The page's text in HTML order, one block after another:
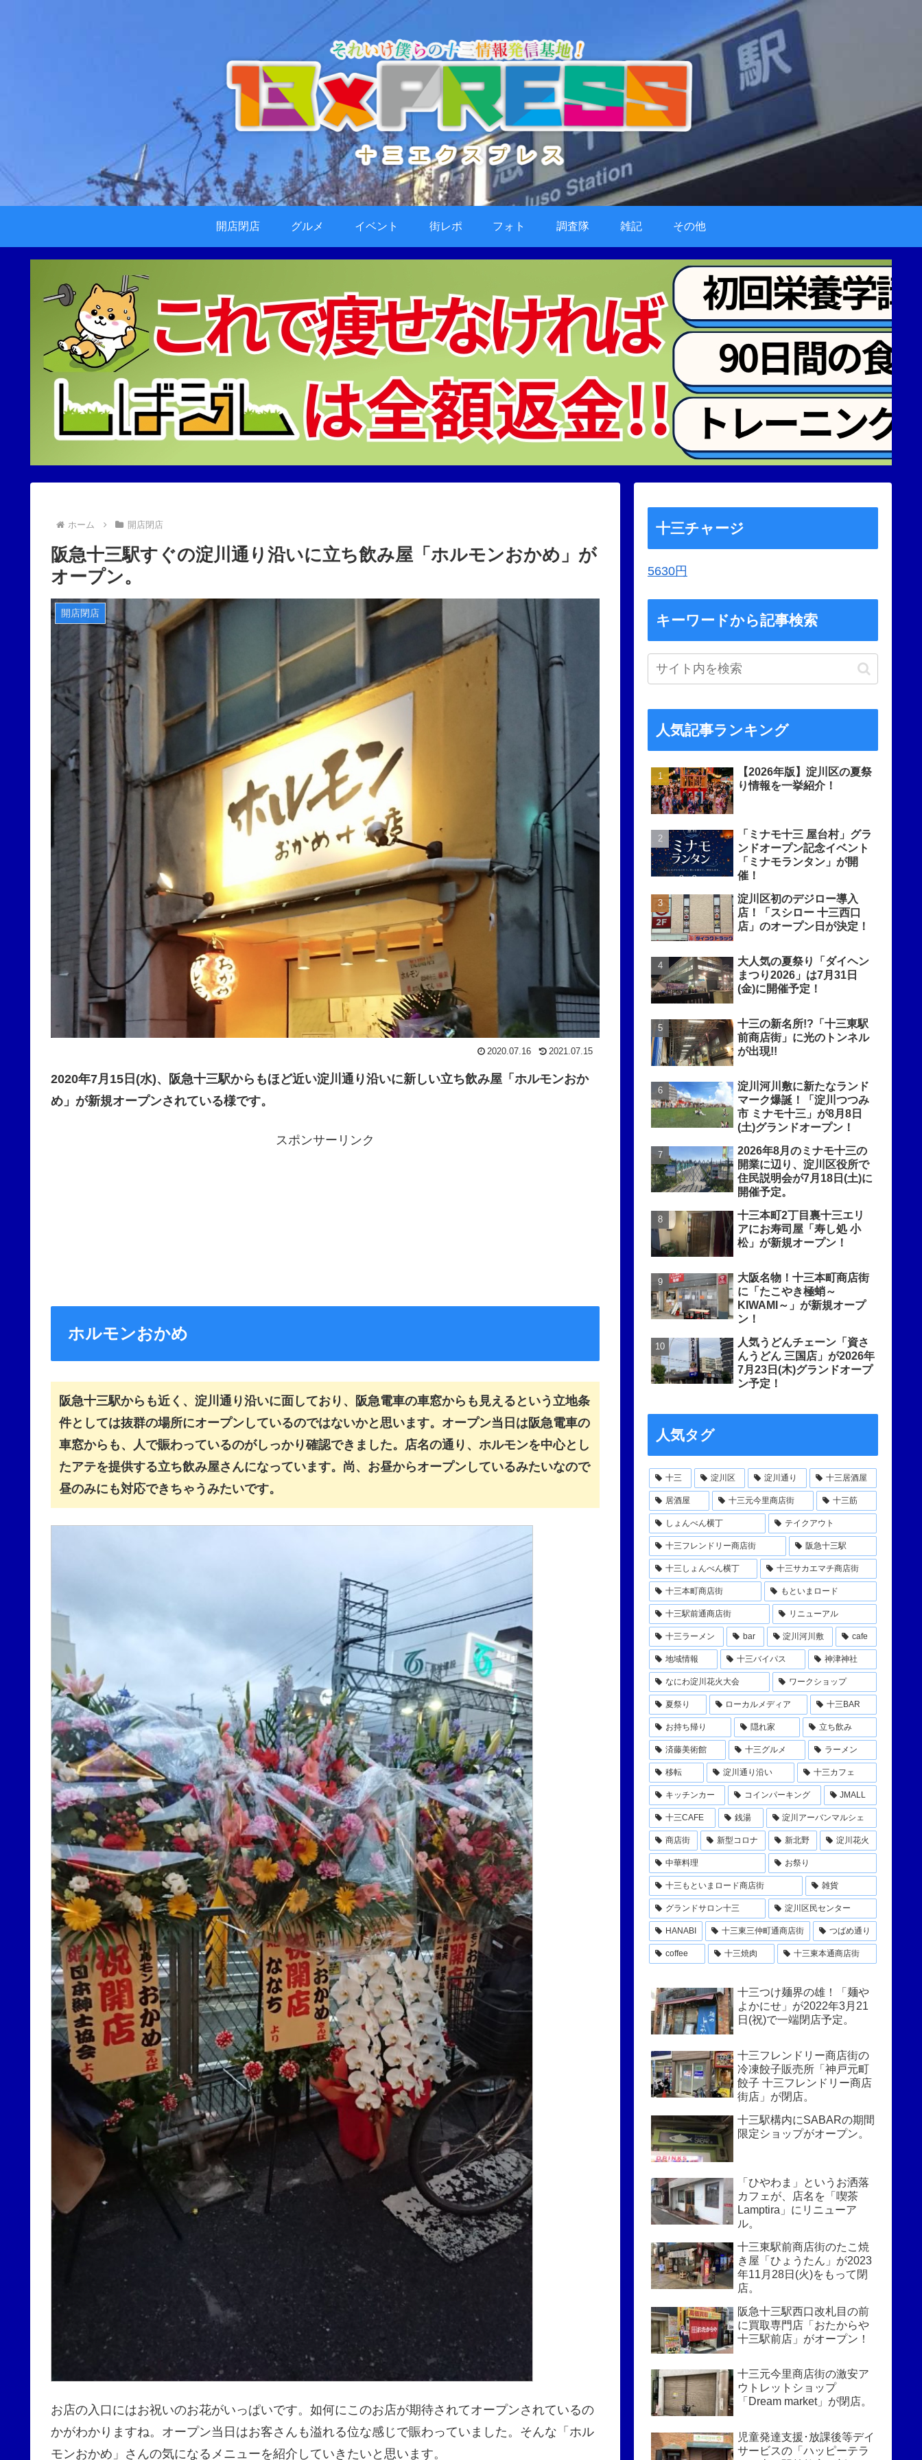
開店閉店 グルメ イベント 街レポ フォト 調査隊 雑記 その他
ホーム 開店閉店
阪急十三駅すぐの淀川通り沿いに立ち飲み屋「ホルモンおかめ」が
オープン。
開店閉店
2020.07.16 2021.07.15
2020年7月15日(水)、阪急十三駅からもほど近い淀川通り沿いに新しい立ち飲み屋「ホルモンおか
め」が新規オープンされている様です。
スポンサーリンク
ホルモンおかめ
阪急十三駅からも近く、淀川通り沿いに面しており、阪急電車の車窓からも見えるという立地条
件としては抜群の場所にオープンしているのではないかと思います。オープン当日は阪急電車の
車窓からも、人で賑わっているのがしっかり確認できました。店名の通り、ホルモンを中心とし
たアテを提供する立ち飲み屋さんになっています。尚、お昼からオープンしているみたいなので
昼のみにも対応できちゃうみたいです。
お店の入口にはお祝いのお花がいっぱいです。如何にこのお店が期待されてオープンされているの
かがわかりますね。オープン当日はお客さんも溢れる位な感じで賑わっていました。そんな「ホル
モンおかめ」さんの気になるメニューを紹介していきたいと思います。
十三チャージ
5630円
キーワードから記事検索
人気記事ランキング
【2026年版】淀川区の夏祭
り情報を一挙紹介！
「ミナモ十三 屋台村」グラ
ンドオープン記念イベント
「ミナモランタン」が開
催！
淀川区初のデジロー導入
店！「スシロー 十三西口
店」のオープン日が決定！
大人気の夏祭り「ダイヘン
まつり2026」は7月31日
(金)に開催予定！
十三の新名所!?「十三東駅
前商店街」に光のトンネル
が出現!!
淀川河川敷に新たなランド
マーク爆誕！「淀川つつみ
市 ミナモ十三」が8月8日
(土)グランドオープン！
2026年8月のミナモ十三の
開業に辺り、淀川区役所で
住民説明会が7月18日(土)に
開催予定。
十三本町2丁目裏十三エリ
アにお寿司屋「寿し処 小
松」が新規オープン！
大阪名物！十三本町商店街
に「たこやき極蛸～
KIWAMI～」が新規オープ
ン！
人気うどんチェーン「資さ
んうどん 三国店」が2026年
7月23日(木)グランドオープ
ン予定！
人気タグ
十三 淀川区 淀川通り 十三居酒屋
居酒屋 十三元今里商店街 十三筋
しょんべん横丁 テイクアウト
十三フレンドリー商店街 阪急十三駅
十三しょんべん横丁 十三サカエマチ商店街
十三本町商店街 もといまロード
十三駅前通商店街 リニューアル
十三ラーメン bar 淀川河川敷 cafe
地域情報 十三バイパス 神津神社
なにわ淀川花火大会 ワークショップ
夏祭り ローカルメディア 十三BAR
お持ち帰り 隠れ家 立ち飲み
済藤美術館 十三グルメ ラーメン
移転 淀川通り沿い 十三カフェ
キッチンカー コインパーキング JMALL
十三CAFE 銭湯 淀川アーバンマルシェ
商店街 新型コロナ 新北野 淀川花火
中華料理 お祭り
十三もといまロード商店街 雑貨
グランドサロン十三 淀川区民センター
HANABI 十三東三仲町通商店街 つばめ通り
coffee 十三焼肉 十三東本通商店街
十三つけ麺界の雄！「麺や
よかにせ」が2022年3月21
日(祝)で一端閉店予定。
十三フレンドリー商店街の
冷凍餃子販売所「神戸元町
餃子 十三フレンドリー商店
街店」が閉店。
十三駅構内にSABARの期間
限定ショップがオープン。
「ひやわま」というお洒落
カフェが、店名を「喫茶
Lamptira」にリニューア
ル。
十三東駅前商店街のたこ焼
き屋「ひょうたん」が2023
年11月28日(火)をもって閉
店。
阪急十三駅西口改札目の前
に買取専門店「おたからや
十三駅前店」がオープン！
十三元今里商店街の激安ア
ウトレットショップ
「Dream market」が閉店。
児童発達支援･放課後等デイ
サービスの「ハッピーテラ